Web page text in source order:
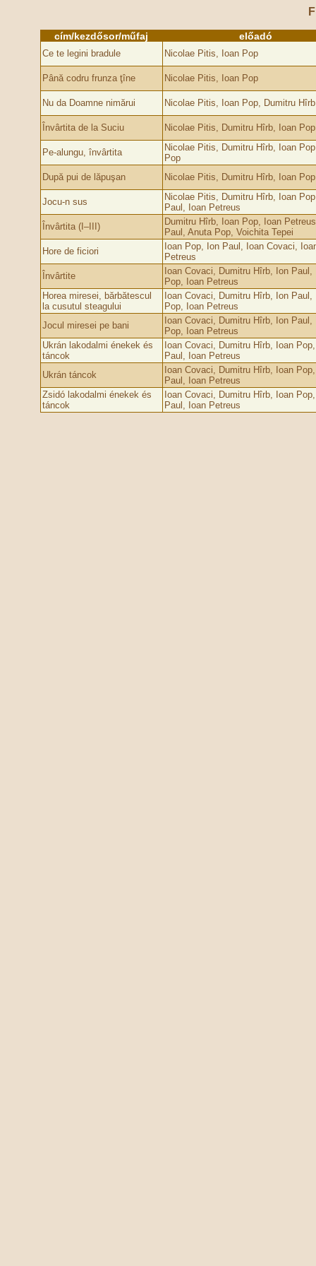
cím/kezdősor/műfaj előadó
Ce te legini bradule Nicolae Pitis, Ioan Pop
Până codru frunza ţîne Nicolae Pitis, Ioan Pop
Nu da Doamne nimărui Nicolae Pitis, Ioan Pop, Dumitru Hîrb
Învârtita de la Suciu Nicolae Pitis, Dumitru Hîrb, Ioan Pop
Pe-alungu, învârtita
Nicolae Pitis, Dumitru Hîrb, Ioan
Pop
După pui de lăpuşan
Nicolae Pitis, Dumitru Hîrb, Ioan Pop
Jocu-n sus
Nicolae Pitis, Dumitru Hîrb, Ioan
Paul, Ioan Petreus
Învârtita (I–III)
Dumitru Hîrb, Ioan Pop, Ioan
Paul, Anuta Pop, Voichita Tepei
Hore de ficiori
Ioan Pop, Ion Paul, Ioan Covaci,
Petreus
Învârtite
Ioan Covaci, Dumitru Hîrb, Ion Paul,
Pop, Ioan Petreus
Horea miresei, bărbătescul
la cusutul steagului
Ioan Covaci, Dumitru Hîrb, Ion Paul,
Pop, Ioan Petreus
Jocul miresei pe bani
Ioan Covaci, Dumitru Hîrb, Ion Paul,
Pop, Ioan Petreus
Ukrán lakodalmi énekek és
táncok
Ioan Covaci, Dumitru Hîrb, Ioan
Paul, Ioan Petreus
Ukrán táncok
Ioan Covaci, Dumitru Hîrb, Ioan
Paul, Ioan Petreus
Zsidó lakodalmi énekek és
táncok
Ioan Covaci, Dumitru Hîrb, Ioan
Paul, Ioan Petreus